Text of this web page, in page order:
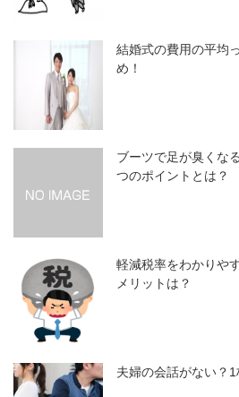
結婚式の費用の平均
め！
ブーツで足が臭くな
つのポイントとは？
軽減税率をわかりや
メリットは？
夫婦の会話がない？